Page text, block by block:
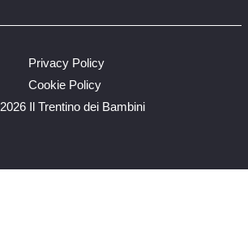
2026 Il Trentino dei Bambini
Privacy Policy
Cookie Policy